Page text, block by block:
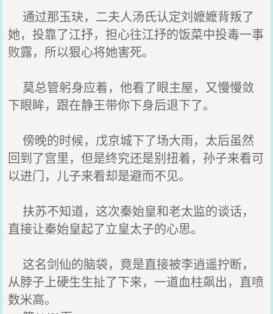
通过那玉玦，二夫人汤氏认定刘嬷嬷背叛了
她，投靠了江抒，担心往江抒的饭菜中投毒一事
败露，所以狠心将她害死。
莫总管躬身应着，他看了眼主屋，又慢慢敛
下眼眸，跟在静王带你下身后退下了。
傍晚的时候，戊京城下了场大雨，太后虽然
回到了宫里，但是终究还是别扭着，孙子来看可
以进门，儿子来看却是避而不见。
扶苏不知道，这次秦始皇和老太监的谈话，
直接让秦始皇起了立皇太子的心思。
这名剑仙的脑袋，竟是直接被李逍遥拧断，
从脖子上硬生生扯了下来，一道血柱飙出，直喷
数米高。